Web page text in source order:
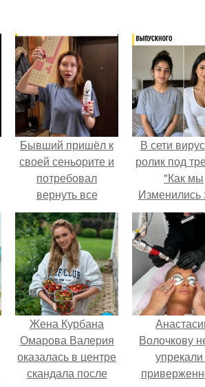
Бывший пришёл к
своей сеньорите и
потребовал
вернуть все
подарки.
В сети
ролик под
"Как мы
Изменились
лет".
Жена Курбана
Омарова Валерия
оказалась в центре
скандала после
Волочкову